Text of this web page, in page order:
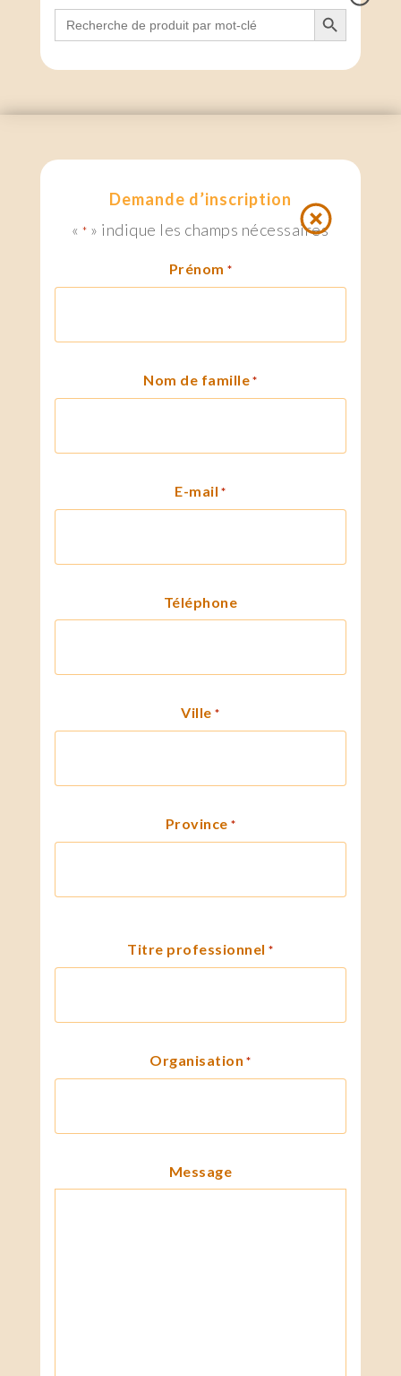
Search
for:
Search Button
Demande d’inscription
«* » indique les champs nécessaires
Prénom *
Nom de famille *
E-mail *
Téléphone
Ville *
Province *
Titre professionnel *
Organisation *
Message